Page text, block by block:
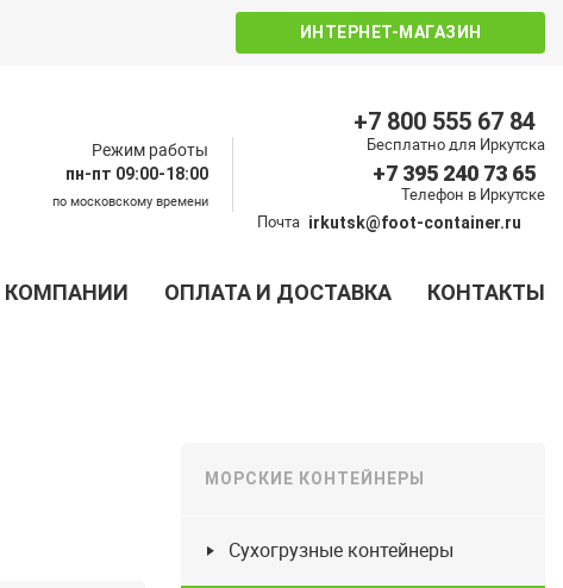
ИНТЕРНЕТ-МАГАЗИН
Режим работы
пн-пт 09:00-18:00
по московскому времени
Бесплатно для Иркутска
+7 800 555 67 84
Телефон в Иркутске
+7 395 240 73 65
Почта irkutsk@foot-container.ru
КОМПАНИИ ОПЛАТА И ДОСТАВКА КОНТАКТЫ
МОРСКИЕ КОНТЕЙНЕРЫ
Сухогрузные контейнеры